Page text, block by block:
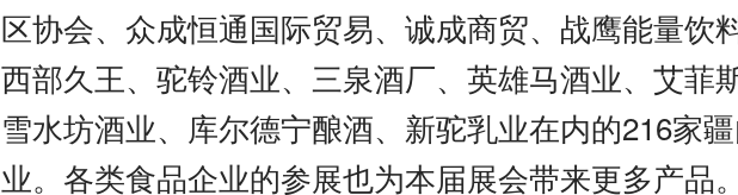
区协会、众成恒通国际贸易、诚成商贸、战鹰能量饮
西部久王、驼铃酒业、三泉酒厂、英雄马酒业、艾菲斯
雪水坊酒业、库尔德宁酿酒、新驼乳业在内的216家
业。各类食品企业的参展也为本届展会带来更多产品。